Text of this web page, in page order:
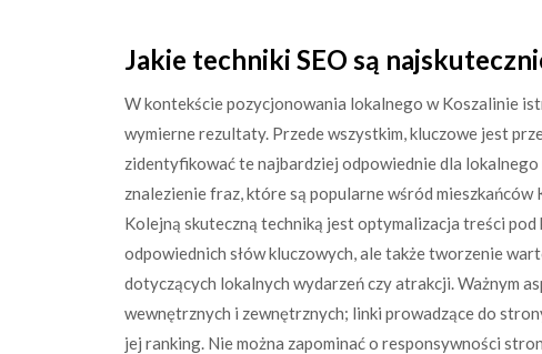
Jakie techniki SEO są
W kontekście pozycjonowania lokalnego w Koszalinie
wymierne rezultaty. Przede wszystkim, kluczowe jest
zidentyfikować te najbardziej odpowiednie dla
znalezienie fraz, które są popularne wśród
Kolejną skuteczną techniką jest optymalizacja treści
odpowiednich słów kluczowych, ale także tworzenie
dotyczących lokalnych wydarzeń czy atrakcji. Ważnym
wewnętrznych i zewnętrznych; linki prowadzące do
jej ranking. Nie można zapominać o responsywności